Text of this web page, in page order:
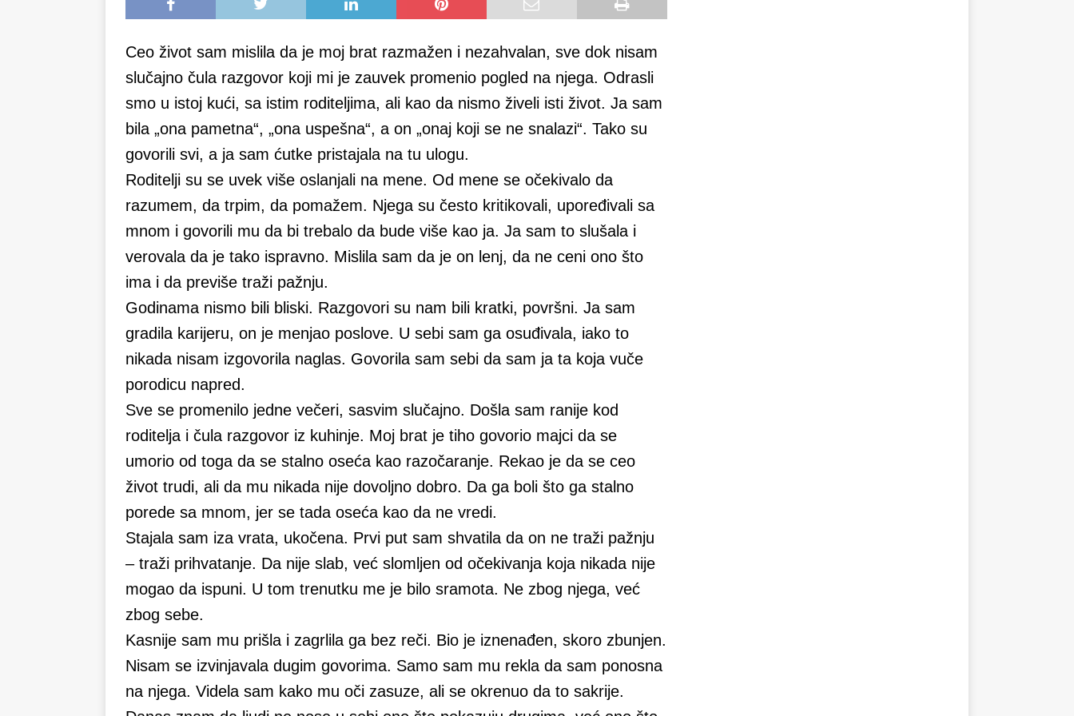
Ceo život sam mislila da je moj brat razmažen i nezahvalan, sve dok nisam
slučajno čula razgovor koji mi je zauvek promenio pogled na njega. Odrasli
smo u istoj kući, sa istim roditeljima, ali kao da nismo živeli isti život. Ja sam
bila „ona pametna“, „ona uspešna“, a on „onaj koji se ne snalazi“. Tako su
govorili svi, a ja sam ćutke pristajala na tu ulogu.
Roditelji su se uvek više oslanjali na mene. Od mene se očekivalo da
razumem, da trpim, da pomažem. Njega su često kritikovali, upoređivali sa
mnom i govorili mu da bi trebalo da bude više kao ja. Ja sam to slušala i
verovala da je tako ispravno. Mislila sam da je on lenj, da ne ceni ono što
ima i da previše traži pažnju.
Godinama nismo bili bliski. Razgovori su nam bili kratki, površni. Ja sam
gradila karijeru, on je menjao poslove. U sebi sam ga osuđivala, iako to
nikada nisam izgovorila naglas. Govorila sam sebi da sam ja ta koja vuče
porodicu napred.
Sve se promenilo jedne večeri, sasvim slučajno. Došla sam ranije kod
roditelja i čula razgovor iz kuhinje. Moj brat je tiho govorio majci da se
umorio od toga da se stalno oseća kao razočaranje. Rekao je da se ceo
život trudi, ali da mu nikada nije dovoljno dobro. Da ga boli što ga stalno
porede sa mnom, jer se tada oseća kao da ne vredi.
Stajala sam iza vrata, ukočena. Prvi put sam shvatila da on ne traži pažnju
– traži prihvatanje. Da nije slab, već slomljen od očekivanja koja nikada nije
mogao da ispuni. U tom trenutku me je bilo sramota. Ne zbog njega, već
zbog sebe.
Kasnije sam mu prišla i zagrlila ga bez reči. Bio je iznenađen, skoro zbunjen.
Nisam se izvinjavala dugim govorima. Samo sam mu rekla da sam ponosna
na njega. Videla sam kako mu oči zasuze, ali se okrenuo da to sakrije.